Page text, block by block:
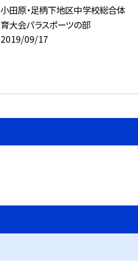
小田原・足柄下地区中学校総合体
育大会パラスポーツの部
2019/09/17